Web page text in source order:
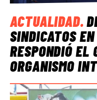
ACTUALIDAD.
SINDICATOS
RESPONDIÓ EL
ORGANISMO